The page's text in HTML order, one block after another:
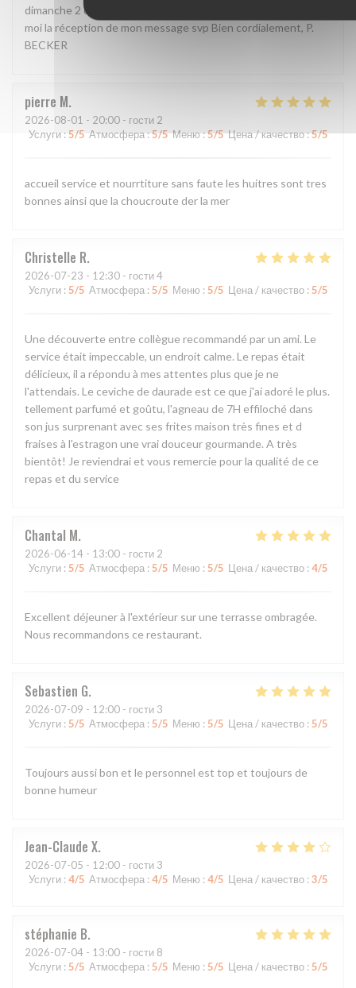
dimanche 2 ou hier 3 août. L'avez-vous reçu et lu? Confirmez
moi la réception de mon message svp Bien cordialement, P.
BECKER
pierre M
2026-08-01 - 20:00 - гости 2
Услуги :5/5 Атмосфера:5/5 Меню:5/5 Цена / качество:5/5
accueil service et nourrtiture sans faute les huitres sont tres
bonnes ainsi que la choucroute der la mer
Christelle R
2026-07-23 - 12:30 - гости 4
Услуги : 5/5 Атмосфера : 5/5 Меню : 5/5 Цена / качество : 5/5
Une découverte entre collègue recommandé par un ami. Le
service était impeccable, un endroit calme. Le repas était
délicieux, il a répondu à mes attentes plus que je ne
l'attendais. Le ceviche de daurade est ce que j'ai adoré le plus.
tellement parfumé et goûtu, l'agneau de 7H effiloché dans
son jus surprenant avec ses frites maison très fines et d
fraises à l'estragon une vrai douceur gourmande. A très
bientôt! Je reviendrai et vous remercie pour la qualité de ce
repas et du service
Chantal M
2026-06-14 - 13:00 - гости 2
Услуги : 5/5 Атмосфера : 5/5 Меню : 5/5 Цена / качество : 4/5
Excellent déjeuner à l'extérieur sur une terrasse ombragée.
Nous recommandons ce restaurant.
Sebastien G
2026-07-09 - 12:00 - гости 3
Услуги : 5/5 Атмосфера : 5/5 Меню : 5/5 Цена / качество : 5/5
Toujours aussi bon et le personnel est top et toujours de
bonne humeur
Jean-Claude X
2026-07-05 - 12:00 - гости 3
Услуги : 4/5 Атмосфера : 4/5 Меню : 4/5 Цена / качество : 3/5
stéphanie B
2026-07-04 - 13:00 - гости 8
Услуги : 5/5 Атмосфера : 5/5 Меню : 5/5 Цена / качество : 5/5